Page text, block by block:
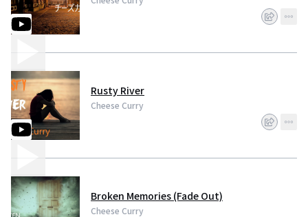
Rusty River
Cheese Curry
Broken Memories (Fade Out)
Cheese Curry